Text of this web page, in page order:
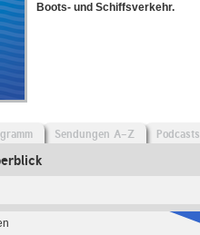
Boots- und Schiffsverkehr.
Sendungen A-Z Podcasts